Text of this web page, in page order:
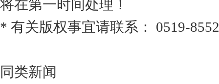
将在第一时间处理！
* 有关版权事宜请联系： 0519-
同类新闻